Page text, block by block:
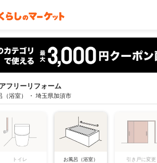
フリーリフォーム
（浴室） ・ 埼玉県加須市
トイレ お風呂（浴室） 引き戸に変更